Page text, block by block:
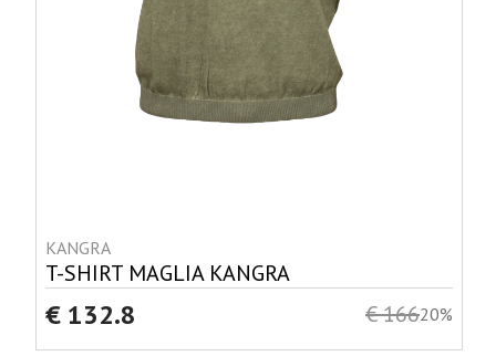
KANGRA
T-SHIRT MAGLIA KANGRA
€ 132.8 € 16620%